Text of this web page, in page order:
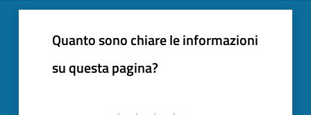
Quanto sono chiare le informazioni
su questa pagina?